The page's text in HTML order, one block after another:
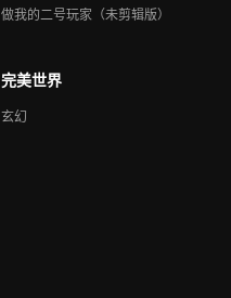
做我的二号玩家（未剪辑版）
完美世界
玄幻